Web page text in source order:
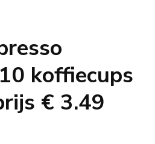
koffiecups
€ 3.49